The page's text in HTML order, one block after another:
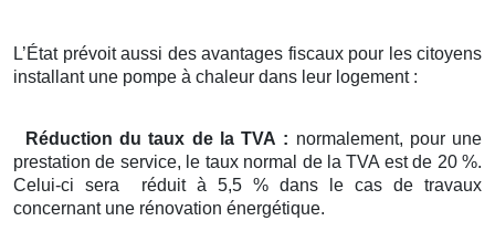
L’État prévoit aussi des avantages fiscaux pour les citoyens
installant une pompe à chaleur dans leur logement :
Réduction du taux de la TVA : normalement, pour une
prestation de service, le taux normal de la TVA est de 20 %.
Celui-ci sera réduit à 5,5 % dans le cas de travaux
concernant une rénovation énergétique.